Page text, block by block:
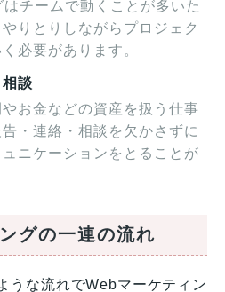
チームで動くことが多いた
りとりしながらプロジェク
必要があります。
談
お金などの資産を扱う仕事
・連絡・相談を欠かさずに
ニケーションをとることが
グの一連の流れ
うな流れでWebマーケティン